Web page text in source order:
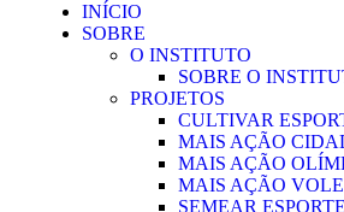
INÍCIO
SOBRE
O INSTITUTO
SOBRE O
PROJETOS
CULTIVAR
MAIS AÇÃO
MAIS AÇÃO
MAIS AÇÃO
SEMEAR